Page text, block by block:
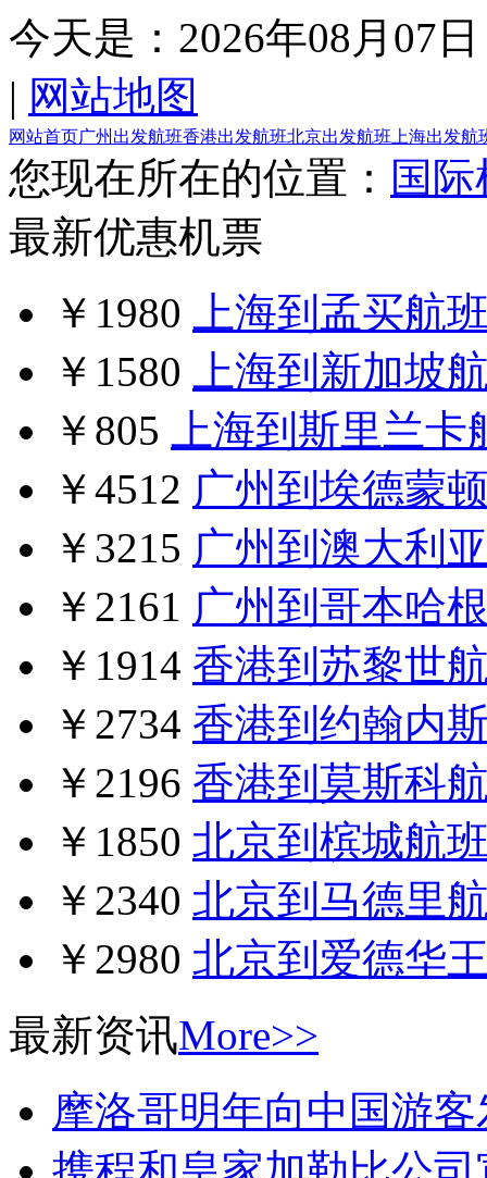
今天是： 2026年08月07日
| 网站地图
网站首页广州出发航班香港出发航班北京出发航班 上海出发航
您现在所在的位置： 国
最新优惠机票
￥1980
上海到孟买航
￥1580
上海到新加坡
￥805
上海到斯里兰卡
￥4512 广州到埃德蒙
￥3215 广州到澳大利
￥2161 广州到哥本哈
￥1914 香港到苏黎世
￥2734 香港到约翰内
￥2196 香港到莫斯科
￥1850 北京到槟城航
￥2340 北京到马德里
￥2980 北京到爱德华
最新资讯More>>
摩洛哥明年向中国游